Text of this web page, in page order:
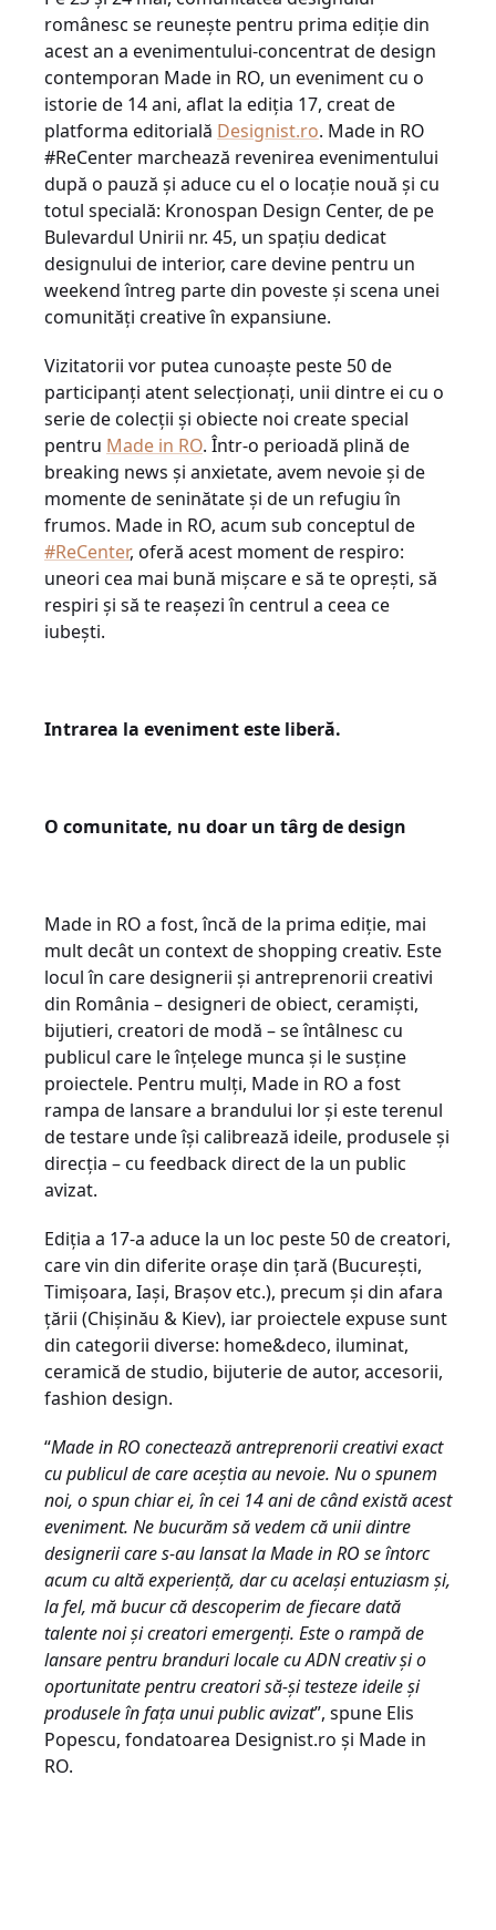
românesc se reunește pentru prima ediție din
acest an a evenimentului-concentrat de design
contemporan Made in RO, un eveniment cu o
istorie de 14 ani, aflat la ediția 17, creat de
platforma editorială Designist.ro. Made in RO
#ReCenter marchează revenirea evenimentului
după o pauză și aduce cu el o locație nouă și cu
totul specială: Kronospan Design Center, de pe
Bulevardul Unirii nr. 45, un spațiu dedicat
designului de interior, care devine pentru un
weekend întreg parte din poveste și scena unei
comunități creative în expansiune.
Vizitatorii vor putea cunoaște peste 50 de
participanți atent selecționați, unii dintre ei cu o
serie de colecții și obiecte noi create special
pentru Made in RO. Într-o perioadă plină de
breaking news și anxietate, avem nevoie și de
momente de seninătate și de un refugiu în
frumos. Made in RO, acum sub conceptul de
#ReCenter, oferă acest moment de respiro:
uneori cea mai bună mișcare e să te oprești, să
respiri și să te reașezi în centrul a ceea ce
iubești.
Intrarea la eveniment este liberă.
O comunitate, nu doar un târg de design
Made in RO a fost, încă de la prima ediție, mai
mult decât un context de shopping creativ. Este
locul în care designerii și antreprenorii creativi
din România – designeri de obiect, ceramiști,
bijutieri, creatori de modă – se întâlnesc cu
publicul care le înțelege munca și le susține
proiectele. Pentru mulți, Made in RO a fost
rampa de lansare a brandului lor și este terenul
de testare unde își calibrează ideile, produsele și
direcția – cu feedback direct de la un public
avizat.
Ediția a 17-a aduce la un loc peste 50 de creatori,
care vin din diferite orașe din țară (București,
Timișoara, Iași, Brașov etc.), precum și din afara
țării (Chișinău & Kiev), iar proiectele expuse sunt
din categorii diverse: home&deco, iluminat,
ceramică de studio, bijuterie de autor, accesorii,
fashion design.
“Made in RO conectează antreprenorii creativi exact
cu publicul de care aceștia au nevoie. Nu o spunem
noi, o spun chiar ei, în cei 14 ani de când există acest
eveniment. Ne bucurăm săvedem că unii dintre
designerii care s-au lansat la Made in RO se întorc
acum cu altă experiență, dar cu același entuziasm și,
la fel, mă bucur că descoperim de fiecare dată
talente noi și creatori emergenți. Este o rampă de
lansare pentru branduri locale cu ADN creativ și o
oportunitate pentru creatori să-și testeze ideile și
produsele în fața unui public avizat”, spune Elis
Popescu, fondatoarea Designist.ro și Made in
RO.